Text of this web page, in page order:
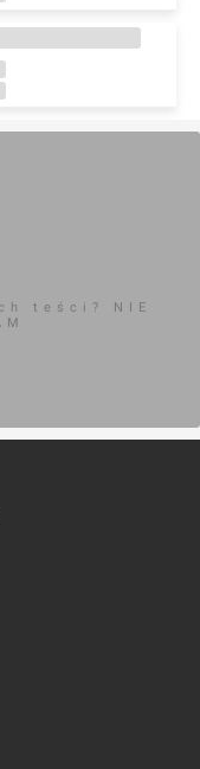
teści? NIE